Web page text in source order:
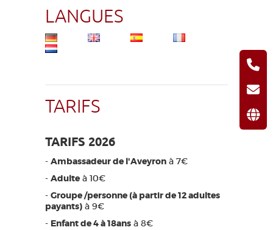
LANGUES
TARIFS
TARIFS 2026
- Ambassadeur de l'Aveyron à 7€
- Adulte à 10€
- Groupe /personne (à partir de 12 adultes
payants) à 9€
- Enfant de 4 à 18ans à 8€